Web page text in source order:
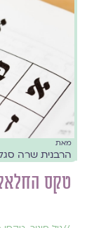
מאת
הרבנית שרה
טקס